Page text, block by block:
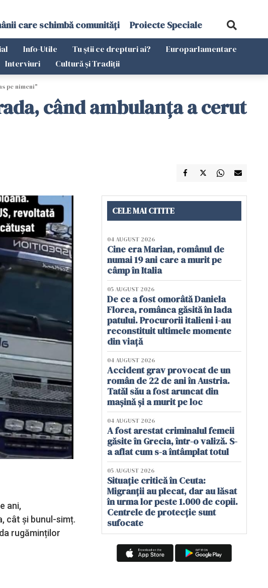
care schimbă comunități Proiecte Speciale
Info-Utile Tu știi ce drepturi ai?
Europarlamentare
Interviuri Cultură și Tradiții
pe nimeni"
când ambulanța a cerut
ani,
cât și bunul-simț.
rugăminților
CELE MAI CITITE
04 AUGUST 2026
Cine era Marian, românul de
numai 19 ani care a murit pe
câmp în Italia
05 AUGUST 2026
De ce a fost omorâtă Daniela
Florea, românca găsită în lada
patului. Procurorii italieni i-au
reconstituit ultimele momente
din viață
04 AUGUST 2026
Accident grav provocat de un
român de 22 de ani în Austria.
Tatăl său a fost aruncat din
mașină și a murit pe loc
04 AUGUST 2026
A fost arestat criminalul femeii
găsite în Grecia, într-o valiză. S-
a aflat cum s-a întâmplat totul
05 AUGUST 2026
Situație critică în Ceuta:
Migranții au plecat, dar au lăsat
în urma lor peste 1.000 de copii.
Centrele de protecție sunt
sufocate